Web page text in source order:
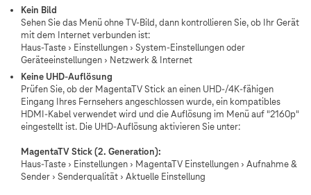
Kein Bild
Sehen Sie das Menü ohne TV-Bild, dann kontrollieren Sie, ob Ihr Gerät
mit dem Internet verbunden ist:
Haus-Taste › Einstellungen › System-Einstellungen oder
Geräteeinstellungen › Netzwerk & Internet
Keine UHD-Auflösung
Prüfen Sie, ob der MagentaTV Stick an einen UHD-/4K-fähigen
Eingang Ihres Fernsehers angeschlossen wurde, ein kompatibles
HDMI-Kabel verwendet wird und die Auflösung im Menü auf "2160p"
eingestellt ist. Die UHD-Auflösung aktivieren Sie unter:
MagentaTV Stick (2. Generation):
Haus-Taste › Einstellungen › MagentaTV Einstellungen › Aufnahme &
Sender › Senderqualität › Aktuelle Einstellung